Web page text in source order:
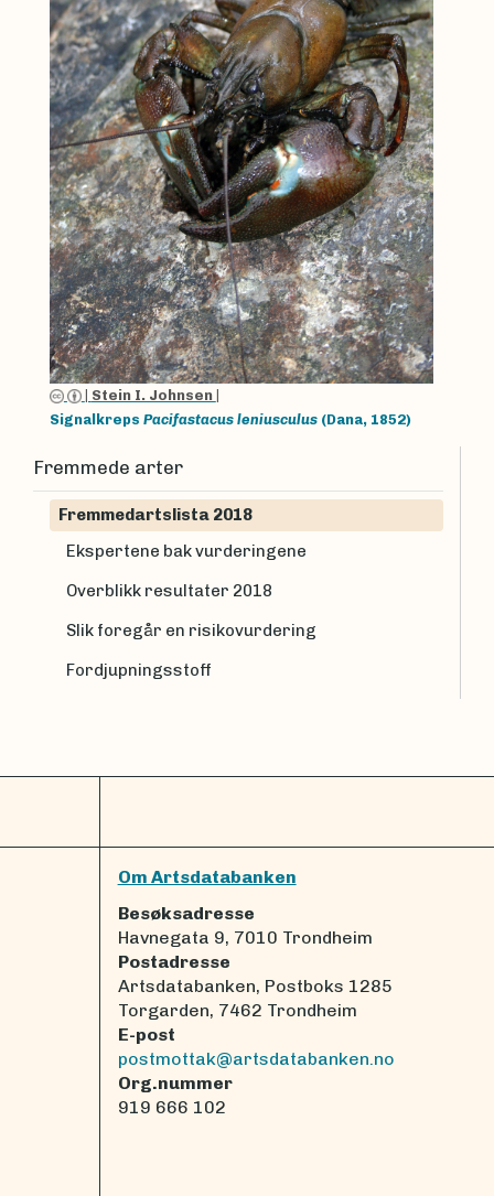
Stein I. Johnsen
Signalkreps Pacifastacus leniusculus (Dana, 1852)
Fremmede arter
Fremmedartslista 2018
Ekspertene bak vurderingene
Overblikk resultater 2018
Slik foregår en risikovurdering
Fordjupningsstoff
Om Artsdatabanken
Besøksadresse
Havnegata 9, 7010 Trondheim
Postadresse
Artsdatabanken, Postboks 1285
Torgarden, 7462 Trondheim
E-post
postmottak@artsdatabanken.no
Org.nummer
919 666 102